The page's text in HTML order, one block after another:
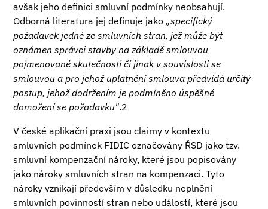
avšak jeho definici smluvní podmínky neobsahují.
Odborná literatura jej definuje jako„specifický
požadavek jedné ze smluvních stran, jež může být
oznámen správci stavby na základě smlouvou
pojmenované skutečnosti či jinak v souvislosti se
smlouvou a pro jehož uplatnění smlouva předvídá určitý
postup, jehož dodržením je podmíněno úspěšné
domožení se požadavku".2
V české aplikační praxi jsou claimy v kontextu
smluvních podmínek FIDIC označovány ŘSD jako tzv.
smluvní kompenzační nároky, které jsou popisovány
jako nároky smluvních stran na kompenzaci. Tyto
nároky vznikají především v důsledku neplnění
smluvních povinností stran nebo událostí, které jsou